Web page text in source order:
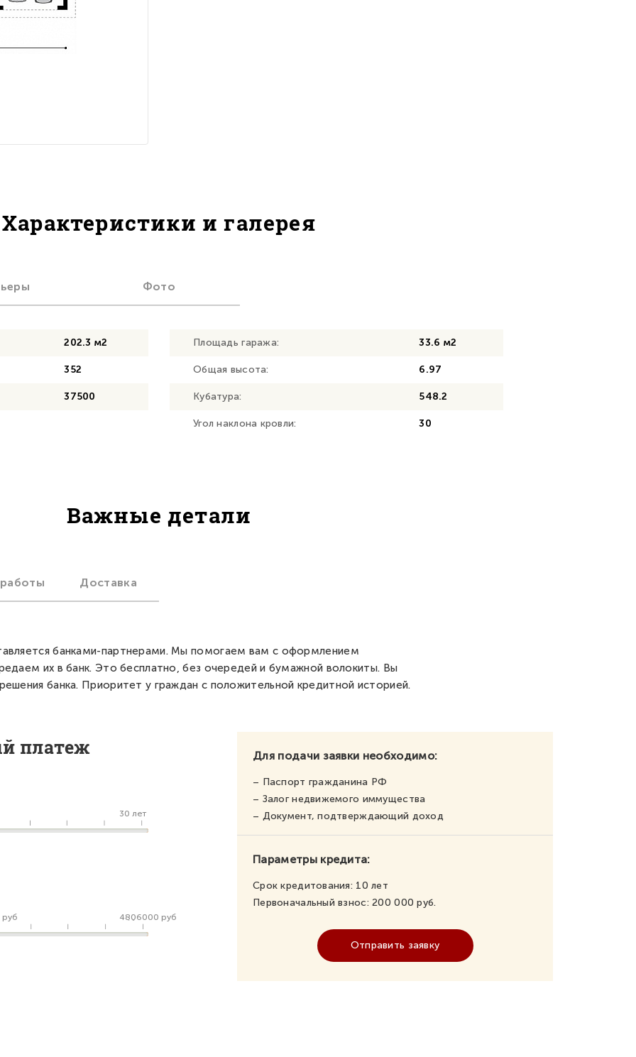
Характеристики и галерея
Фото
202.3 м2
352
37500
Площадь гаража: 33.6 м2
Общая высота: 6.97
Кубатура: 548.2
Угол наклона кровли: 30
Важные детали
Доставка
банками-партнерами. Мы помогаем вам с оформлением
их в банк. Это бесплатно, без очередей и бумажной волокиты. Вы
банка. Приоритет у граждан с положительной кредитной историей.
платеж
30 лет
4806000 руб
Для подачи заявки необходимо:
– Паспорт гражданина РФ
– Залог недвижемого иммущества
– Документ, подтверждающий доход
Параметры кредита:
Срок кредитования: 10 лет
Первоначальный взнос: 200 000 руб.
Отправить заявку